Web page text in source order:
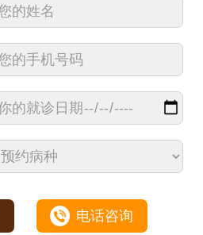
电话咨询